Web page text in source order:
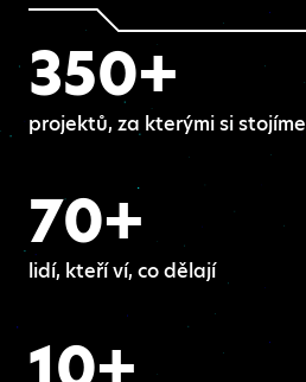
350+
projektů, za kterými si stojíme
70+
lidí, kteří ví, co dělají